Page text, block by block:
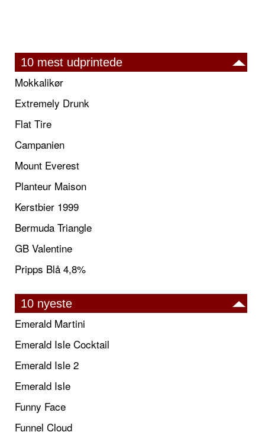
10 mest udprintede
Mokkalikør
Extremely Drunk
Flat Tire
Campanien
Mount Everest
Planteur Maison
Kerstbier 1999
Bermuda Triangle
GB Valentine
Pripps Blå 4,8%
10 nyeste
Emerald Martini
Emerald Isle Cocktail
Emerald Isle 2
Emerald Isle
Funny Face
Funnel Cloud